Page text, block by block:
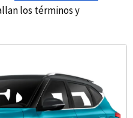
los términos y